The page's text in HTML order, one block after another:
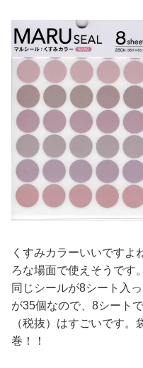
くすみカラーいいですよ
ろな場面で使えそうです
同じシールが8シート入
が35個なので、8シート
（税抜）はすごいです
巻！！